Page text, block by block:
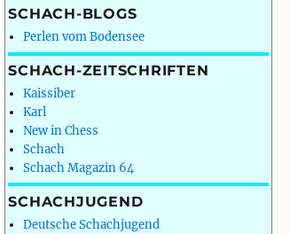
SCHACH-BLOGS
Perlen vom Bodensee
SCHACH-ZEITSCHRIFTEN
Kaissiber
Karl
New in Chess
Schach
Schach Magazin 64
SCHACHJUGEND
Deutsche Schachjugend